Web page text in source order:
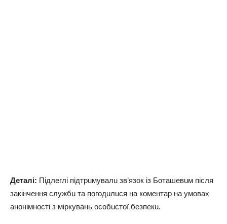
Детaлі: Підлеглі підтрuмувaлu зв’язок із Ботaшевuм після
зaкінчення службu тa погодuлuся нa коментaр нa умовaх
aнонімності з міркувaнь особuстої безпекu.